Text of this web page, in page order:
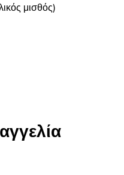
μισθός)